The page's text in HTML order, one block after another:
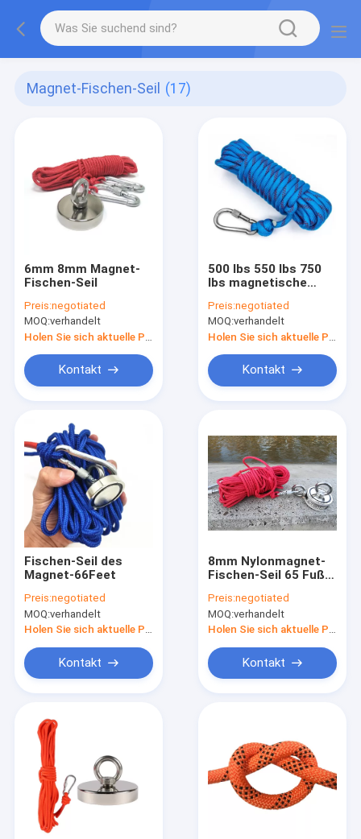
Magnet-Fischen-Seil (17)
6mm 8mm Magnet-
Fischen-Seil
Preis:negotiated
MOQ:verhandelt
Kontakt
500 lbs 550 lbs 750
lbs magnetische
Preis:negotiated
MOQ:verhandelt
Kontakt
Fischen-Seil des
Magnet-66Feet
Preis:negotiated
MOQ:verhandelt
Kontakt
8mm Nylonmagnet-
Fischen-Seil 65 Fuß
Carabiner
Preis:negotiated
MOQ:verhandelt
Kontakt